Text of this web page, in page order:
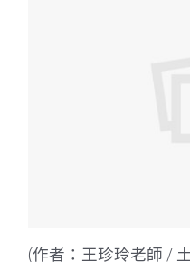
(作者：王珍玲老師 /